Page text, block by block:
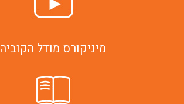
מיניקורס מודל הקוביה